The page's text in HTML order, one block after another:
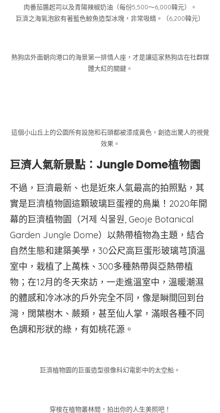
肉番茄醬起司以及青陽辣椒奶油（每份5,500～6,000韓元）。
巨濟之海氣泡飲有著藍色鯨魚造型冰塊，非常吸睛。（6,200韓元）
熱狗店外面朝向港口的海景第一排情人座，才是讓這家熱狗店在社群媒
體大紅的關鍵。
這個小山丘上的公園所有設施和石頭都被漆成黃色，創造出驚人的視覺
效果。
巨濟人氣新景點：Jungle Dome植物園
不過，巨濟最新、也是近來人氣最高的拍照點，其
實是巨濟植物園這顆玻璃巨蛋裡的鳥巢！2020年開
幕的巨濟植物園（거제 식물원, Geoje Botanical
Garden Jungle Dome）以熱帶植物為主題，結合
自然生態和建築美學，30公尺高巨蛋形玻璃芎頂溫
室中，栽植了上萬株、300多種熱帶與亞熱帶植
物；在12月的冬天來訪，一走進溫室中，溫暖潮濕
的體感和冷冰冰的戶外完全不同，像是瞬間回到台
灣，闊葉樹木、蕨類，甚至仙人掌，滿眼各種不同
色調和形狀的綠，有如桃花源。
巨濟植物園的巨蛋造型很像科幻電影中的太空船。
穿梭在植物叢林間，拍出你的人生美照吧！